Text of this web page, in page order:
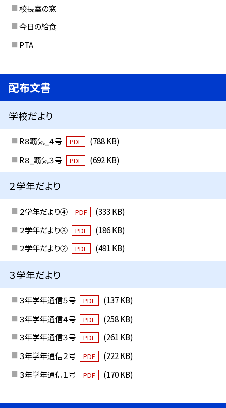
校長室の窓
今日の給食
PTA
配布文書
学校だより
R８覇気_４号 PDF
(788 KB)
R８_覇気３号
PDF (692 KB)
２学年だより
２学年だより④ PDF
(333 KB)
２学年だより③
PDF
(186 KB)
２学年だより②
PDF (491 KB)
３学年だより
３年学年通信５号 PDF
(137 KB)
３年学年通信４号
PDF
(258 KB)
３年学年通信３号
PDF
(261 KB)
３年学年通信２号
PDF
(222 KB)
３年学年通信１号
PDF (170 KB)